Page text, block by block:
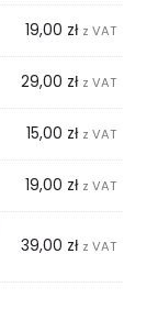
19,00 zł z VAT
29,00 zł z VAT
15,00 zł z VAT
19,00 zł z VAT
39,00 zł z VAT